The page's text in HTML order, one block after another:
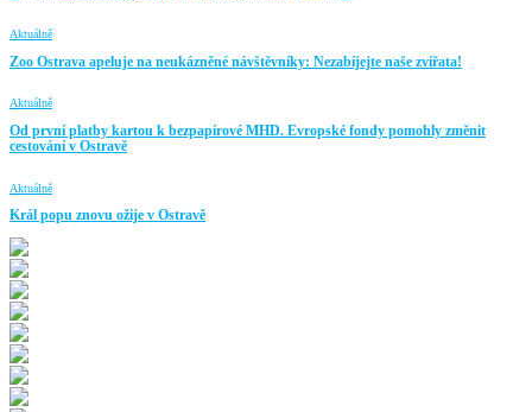
Aktuálně
Zoo Ostrava apeluje na neukázněné návštěvníky: Nezabíjejte naše zvířata!
Aktuálně
Od první platby kartou k bezpapírové MHD. Evropské fondy pomohly změnit
cestování v Ostravě
Aktuálně
Král popu znovu ožije v Ostravě